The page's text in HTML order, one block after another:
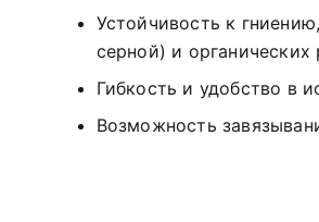
Устойчивость к
серной) и органических
Гибкость и удобство в
Возможность